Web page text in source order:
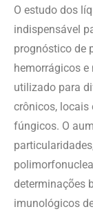
O estudo dos
indispensável
prognóstico de
hemorrágicos
utilizado para
crônicos, locais
fúngicos. O
determinações
imunológicos